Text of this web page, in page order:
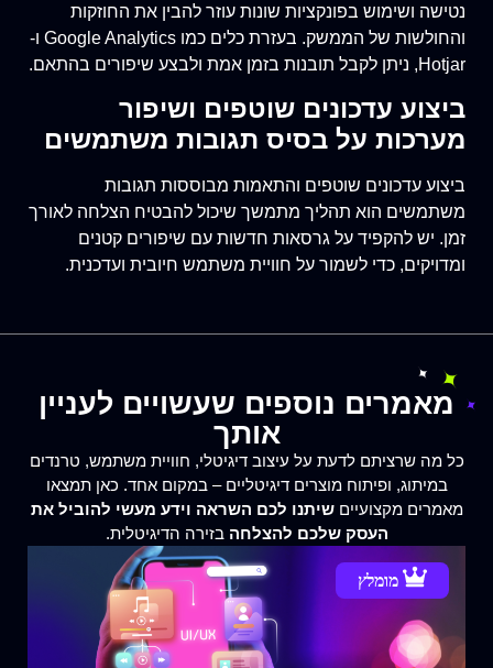
נטישה ושימוש בפונקציות שונות עוזר להבין את החוזקות
והחולשות של הממשק. בעזרת כלים כמו Google Analytics ו-
Hotjar, ניתן לקבל תובנות בזמן אמת ולבצע שיפורים בהתאם.
ביצוע עדכונים שוטפים ושיפור
מערכות על בסיס תגובות משתמשים
ביצוע עדכונים שוטפים והתאמות מבוססות תגובות
משתמשים הוא תהליך מתמשך שיכול להבטיח הצלחה לאורך
זמן. יש להקפיד על גרסאות חדשות עם שיפורים קטנים
ומדויקים, כדי לשמור על חוויית משתמש חיובית ועדכנית.
מאמרים נוספים שעשויים לעניין
אותך
כל מה שרציתם לדעת על עיצוב דיגיטלי, חוויית משתמש, טרנדים
במיתוג, ופיתוח מוצרים דיגיטליים – במקום אחד. כאן תמצאו
מאמרים מקצועייםשיתנו לכם השראה וידע מעשי להוביל את
העסק שלכם להצלחה בזירה הדיגיטלית.
מומלץ